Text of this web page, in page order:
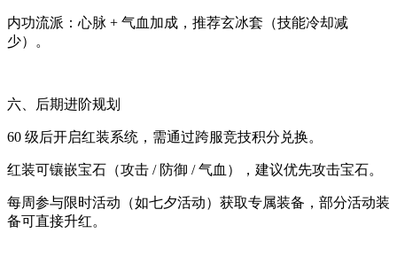
内功流派：心脉 + 气血加成，推荐玄冰套（技能冷却减
少）。
六、后期进阶规划
60 级后开启红装系统，需通过跨服竞技积分兑换。
红装可镶嵌宝石（攻击 / 防御 / 气血），建议优先攻击宝石。
每周参与限时活动（如七夕活动）获取专属装备，部分活动装
备可直接升红。